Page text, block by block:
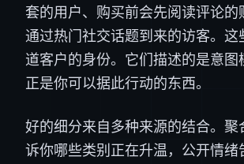
套的用户、购买前会先阅读评论的
通过热门社交话题到来的访客。这
道客户的身份。它们描述的是意图
正是你可以据此行动的东西。
好的细分来自多种来源的结合。聚
诉你哪些类别正在升温，公开情绪